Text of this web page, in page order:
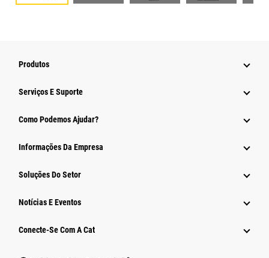
Produtos
Serviços E Suporte
Como Podemos Ajudar?
Informações Da Empresa
Soluções Do Setor
Notícias E Eventos
Conecte-Se Com A Cat